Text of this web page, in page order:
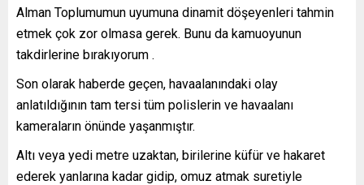
Alman Toplumumun uyumuna dinamit döşeyenleri tahmin
etmek çok zor olmasa gerek. Bunu da kamuoyunun
takdirlerine bırakıyorum .
Son olarak haberde geçen, havaalanındaki olay
anlatıldığının tam tersi tüm polislerin ve havaalanı
kameraların önünde yaşanmıştır.
Altı veya yedi metre uzaktan, birilerine küfür ve hakaret
ederek yanlarına kadar gidip, omuz atmak suretiyle